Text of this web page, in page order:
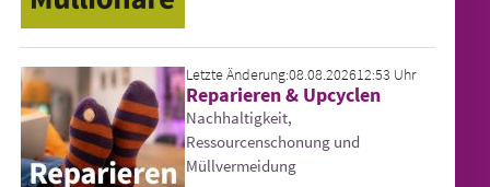
Letzte Änderung:08.08.202612:53 Uhr
Reparieren & Upcyclen
Nachhaltigkeit,
Ressourcenschonung und
Müllvermeidung